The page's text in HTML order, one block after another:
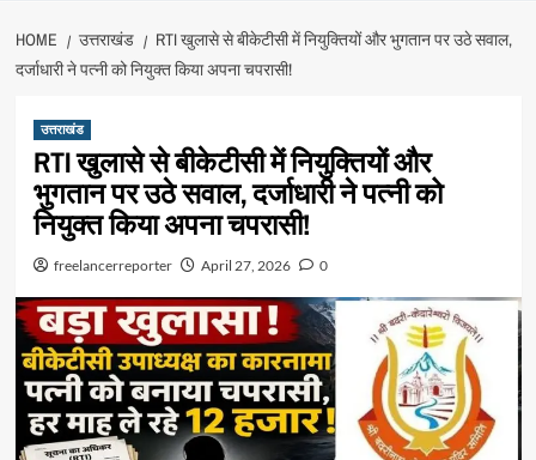
HOME उत्तराखंड
RTI खुलासे से बीकेटीसी में नियुक्तियों और भुगतान पर उठे सवाल,
दर्जाधारी ने पत्नी को नियुक्त किया अपना चपरासी!
उत्तराखंड
RTI खुलासे से बीकेटीसी में नियुक्तियों और
भुगतान पर उठे सवाल, दर्जाधारी ने पत्नी को
नियुक्त किया अपना चपरासी!
freelancerreporter April 27, 2026 0